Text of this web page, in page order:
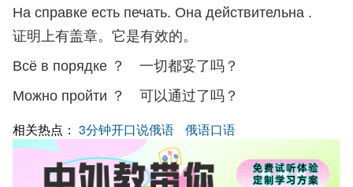
На справке есть печать. Она действительна .
证明上有盖章。它是有效的。
Всё в порядке ？ 一切都妥了吗？
Можно пройти ？ 可以通过了吗？
相关热点： 3分钟开口说俄语 俄语口语